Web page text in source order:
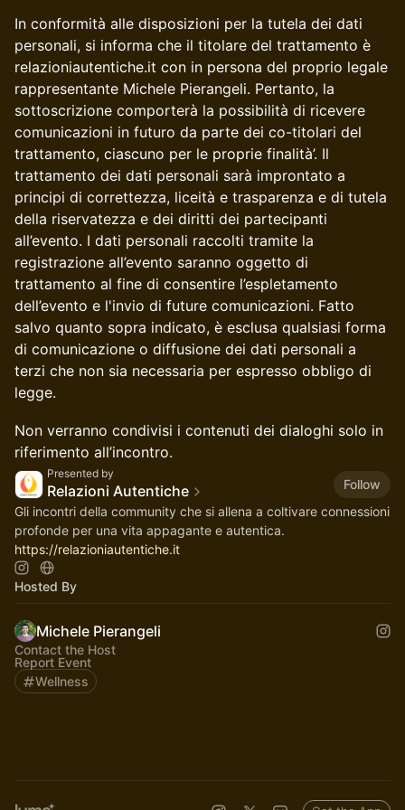
​​In conformità alle disposizioni per la tutela dei dati
personali, si informa che il titolare del trattamento è
relazioniautentiche.it con in persona del proprio legale
rappresentante Michele Pierangeli. Pertanto, la
sottoscrizione comporterà la possibilità di ricevere
comunicazioni in futuro da parte dei co-titolari del
trattamento, ciascuno per le proprie finalità’. Il
trattamento dei dati personali sarà improntato a
principi di correttezza, liceità e trasparenza e di tutela
della riservatezza e dei diritti dei partecipanti
all’evento. I dati personali raccolti tramite la
registrazione all’evento saranno oggetto di
trattamento al fine di consentire l’espletamento
dell’evento e l'invio di future comunicazioni. Fatto
salvo quanto sopra indicato, è esclusa qualsiasi forma
di comunicazione o diffusione dei dati personali a
terzi che non sia necessaria per espresso obbligo di
legge.
​​Non verranno condivisi i contenuti dei dialoghi solo in
riferimento all’incontro.
Presented by
Relazioni Autentiche
Follow
Gli incontri della community che si allena a coltivare connessioni
profonde per una vita appagante e autentica.
https://relazioniautentiche.it
Hosted By
Michele Pierangeli
Contact the Host
Report Event
Wellness